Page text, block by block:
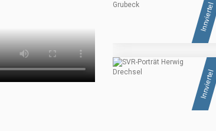
Innviertel
Innviertel